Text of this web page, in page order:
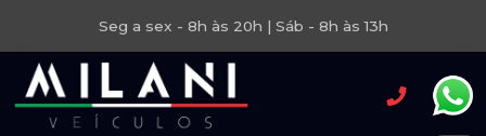
Seg a sex - 8h às 20h | Sáb - 8h às 13h